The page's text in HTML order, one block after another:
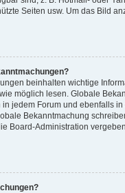
Seiten usw. Um das Bild
beinhalten wichtige
möglich lesen. Globale
jedem Forum und ebenfalls
Bekanntmachung
Board-Administration